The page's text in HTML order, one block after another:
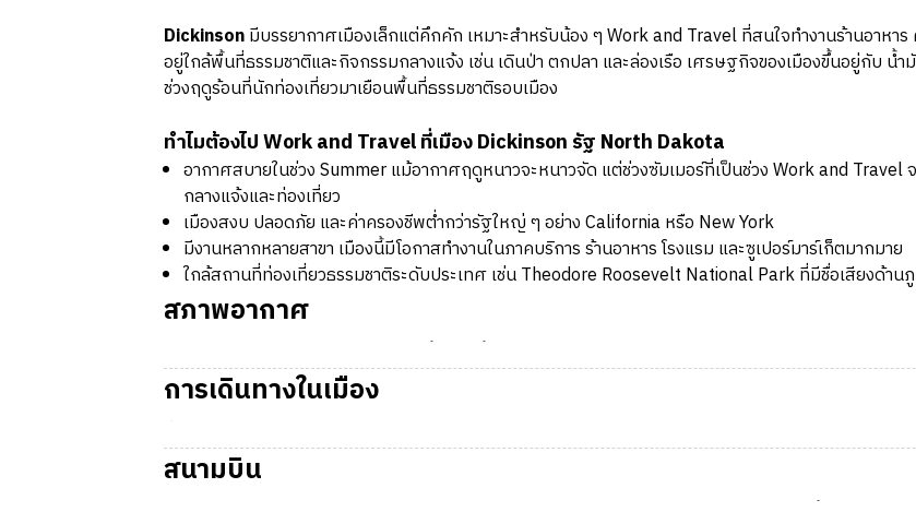
Dickinsonมีบรรยากาศเมืองเล็กแต่คึกคัก เหมาะสำหรับน้อง ๆ Work and Travel ที่สนใจทำงานร้านอาหา
อยู่ใกล้พื้นที่ธรรมชาติและกิจกรรมกลางแจ้ง เช่น เดินป่า ตกปลา และล่องเรือ เศรษฐกิจของเมืองขึ้นอยู่กับ น้ำ
ช่วงฤดูร้อนที่นักท่องเที่ยวมาเยือนพื้นที่ธรรมชาติรอบเมือง
ทำไมต้องไป Work and Travel ที่เมือง Dickinson รัฐ North Dakota
อากาศสบายในช่วง Summer แม้อากาศฤดูหนาวจะหนาวจัด แต่ช่วงซัมเมอร์ที่เป็นช่วง Work and
กลางแจ้งและท่องเที่ยว
เมืองสงบ ปลอดภัย และค่าครองชีพต่ำกว่ารัฐใหญ่ ๆ อย่าง California หรือ New York
มีงานหลากหลายสาขา เมืองนี้มีโอกาสทำงานในภาคบริการ ร้านอาหาร โรงแรม และซูเปอร์มาร์เก็ตมากมาย
ใกล้สถานที่ท่องเที่ยวธรรมชาติระดับประเทศ เช่น Theodore Roosevelt National Park ที่มีชื่อเสียงด้าน
สภาพอากาศ
มีอุณหภูมิอยู่ที่ 12 – 29 °C
การเดินทางในเมือง
ND และ Rapid City, SD โดยมีบริการแท็กซี่ท้องถิ่น และ Ride-sharing เช่น Uber ในบางพื้นที่
สนามบิน